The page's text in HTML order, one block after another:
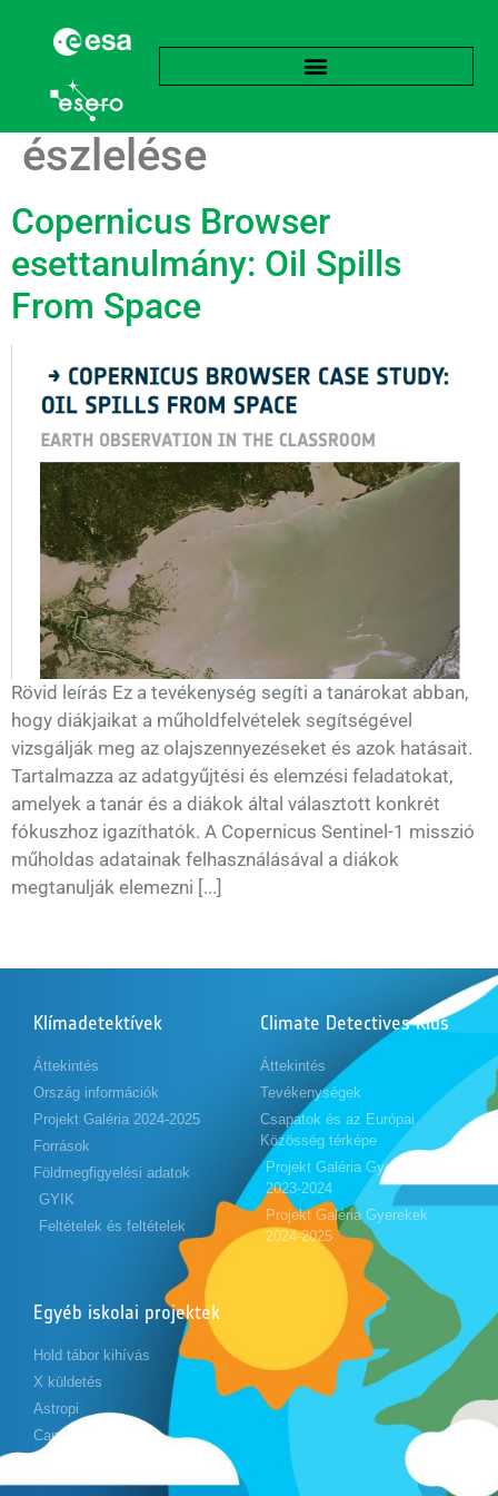
Címke:Szennyezés
észlelése
Copernicus Browser
esettanulmány: Oil Spills
From Space
Rövid leírás Ez a tevékenység segíti a tanárokat abban,
hogy diákjaikat a műholdfelvételek segítségével
vizsgálják meg az olajszennyezéseket és azok hatásait.
Tartalmazza az adatgyűjtési és elemzési feladatokat,
amelyek a tanár és a diákok által választott konkrét
fókuszhoz igazíthatók. A Copernicus Sentinel-1 misszió
műholdas adatainak felhasználásával a diákok
megtanulják elemezni [...]
Klímadetektívek
Áttekintés
Ország információk
Projekt Galéria 2024-2025
Források
Földmegfigyelési adatok
GYIK
Feltételek és feltételek
Climate Detectives Kids
Áttekintés
Tevékenységek
Csapatok és az Európai
Közösség térképe
Projekt Galéria Gyerekek
2023-2024
Projekt Galéria Gyerekek
2024-2025
Egyéb iskolai projektek
Hold tábor kihívás
X küldetés
Astropi
Cansat